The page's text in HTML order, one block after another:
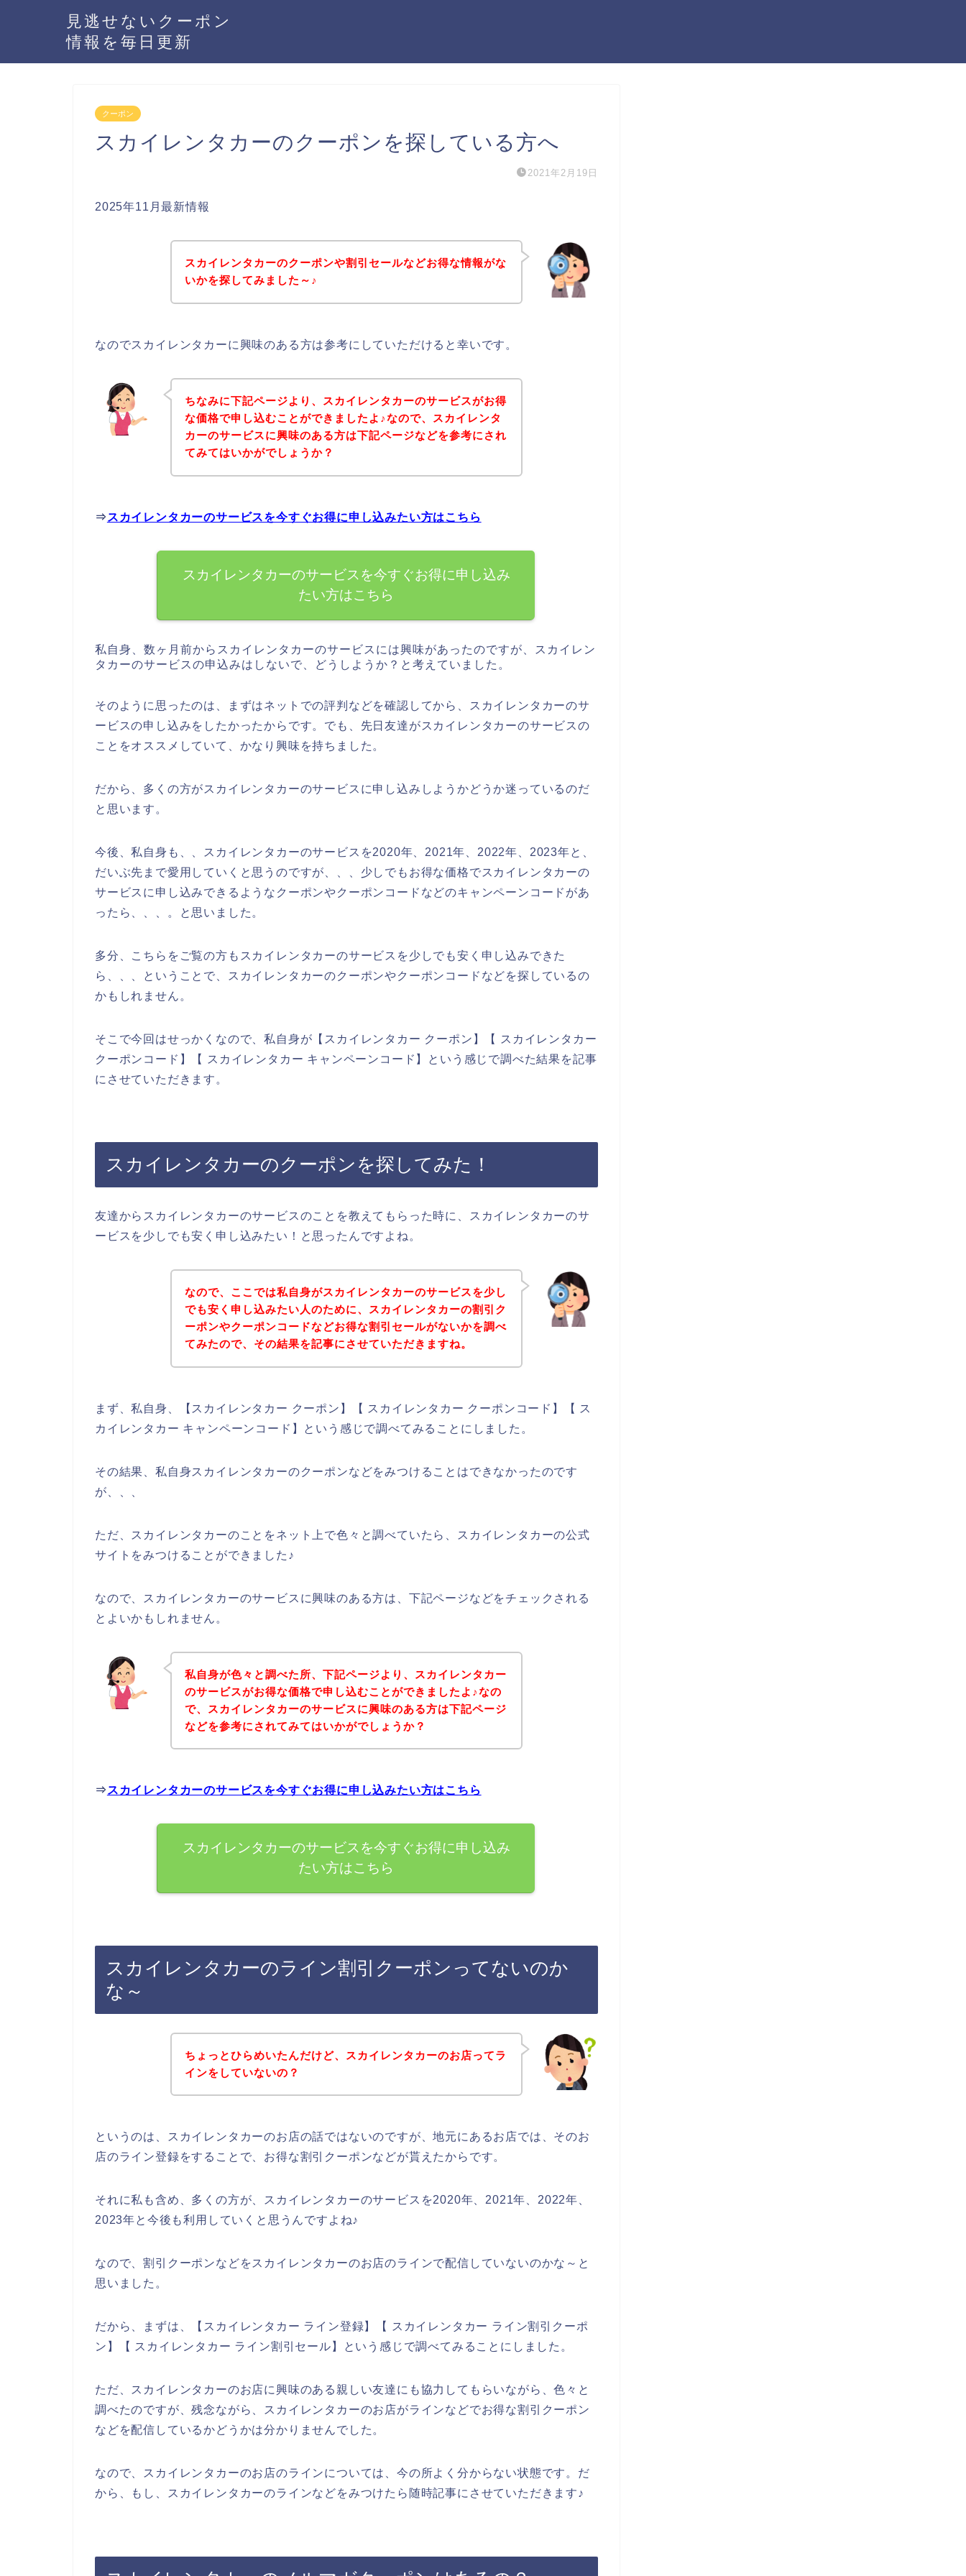
見逃せないクーポン
情報を毎日更新
クーポン
スカイレンタカーのクーポンを探している方へ
2021年2月19日
2025年11月最新情報
スカイレンタカーのクーポンや割引セールなどお得な情報がな
いかを探してみました～♪
なのでスカイレンタカーに興味のある方は参考にしていただけると幸いです。
ちなみに下記ページより、スカイレンタカーのサービスがお得
な価格で申し込むことができましたよ♪なので、スカイレンタ
カーのサービスに興味のある方は下記ページなどを参考にされ
てみてはいかがでしょうか？
⇒ スカイレンタカーのサービスを今すぐお得に申し込みたい方はこちら
スカイレンタカーのサービスを今すぐお得に申し込み
たい方はこちら
私自身、数ヶ月前からスカイレンタカーのサービスには興味があったのですが、スカイレン
タカーのサービスの申込みはしないで、どうしようか？と考えていました。
そのように思ったのは、まずはネットでの評判などを確認してから、スカイレンタカーのサ
ービスの申し込みをしたかったからです。でも、先日友達がスカイレンタカーのサービスの
ことをオススメしていて、かなり興味を持ちました。
だから、多くの方がスカイレンタカーのサービスに申し込みしようかどうか迷っているのだ
と思います。
今後、私自身も、、スカイレンタカーのサービスを2020年、2021年、2022年、2023年と、
だいぶ先まで愛用していくと思うのですが、、、少しでもお得な価格でスカイレンタカーの
サービスに申し込みできるようなクーポンやクーポンコードなどのキャンペーンコードがあ
ったら、、、。と思いました。
多分、こちらをご覧の方もスカイレンタカーのサービスを少しでも安く申し込みできた
ら、、、ということで、スカイレンタカーのクーポンやクーポンコードなどを探しているの
かもしれません。
そこで今回はせっかくなので、私自身が【スカイレンタカー クーポン】【 スカイレンタカー
クーポンコード】【 スカイレンタカー キャンペーンコード】という感じで調べた結果を記事
にさせていただきます。
スカイレンタカーのクーポンを探してみた！
友達からスカイレンタカーのサービスのことを教えてもらった時に、スカイレンタカーのサ
ービスを少しでも安く申し込みたい！と思ったんですよね。
なので、ここでは私自身がスカイレンタカーのサービスを少し
でも安く申し込みたい人のために、スカイレンタカーの割引ク
ーポンやクーポンコードなどお得な割引セールがないかを調べ
てみたので、その結果を記事にさせていただきますね。
まず、私自身、【スカイレンタカー クーポン】【 スカイレンタカー クーポンコード】【 ス
カイレンタカー キャンペーンコード】という感じで調べてみることにしました。
その結果、私自身スカイレンタカーのクーポンなどをみつけることはできなかったのです
が、、、
ただ、スカイレンタカーのことをネット上で色々と調べていたら、スカイレンタカーの公式
サイトをみつけることができました♪
なので、スカイレンタカーのサービスに興味のある方は、下記ページなどをチェックされる
とよいかもしれません。
私自身が色々と調べた所、下記ページより、スカイレンタカー
のサービスがお得な価格で申し込むことができましたよ♪なの
で、スカイレンタカーのサービスに興味のある方は下記ページ
などを参考にされてみてはいかがでしょうか？
⇒ スカイレンタカーのサービスを今すぐお得に申し込みたい方はこちら
スカイレンタカーのサービスを今すぐお得に申し込み
たい方はこちら
スカイレンタカーのライン割引クーポンってないのか
な～
ちょっとひらめいたんだけど、スカイレンタカーのお店ってラ
インをしていないの？
というのは、スカイレンタカーのお店の話ではないのですが、地元にあるお店では、そのお
店のライン登録をすることで、お得な割引クーポンなどが貰えたからです。
それに私も含め、多くの方が、スカイレンタカーのサービスを2020年、2021年、2022年、
2023年と今後も利用していくと思うんですよね♪
なので、割引クーポンなどをスカイレンタカーのお店のラインで配信していないのかな～と
思いました。
だから、まずは、【スカイレンタカー ライン登録】【 スカイレンタカー ライン割引クーポ
ン】【 スカイレンタカー ライン割引セール】という感じで調べてみることにしました。
ただ、スカイレンタカーのお店に興味のある親しい友達にも協力してもらいながら、色々と
調べたのですが、残念ながら、スカイレンタカーのお店がラインなどでお得な割引クーポン
などを配信しているかどうかは分かりませんでした。
なので、スカイレンタカーのお店のラインについては、今の所よく分からない状態です。だ
から、もし、スカイレンタカーのラインなどをみつけたら随時記事にさせていただきます♪